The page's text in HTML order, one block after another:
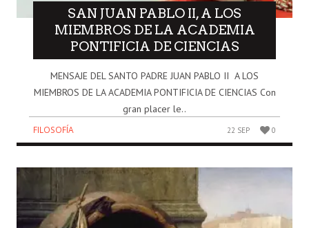
SAN JUAN PABLO II, A LOS
MIEMBROS DE LA ACADEMIA
PONTIFICIA DE CIENCIAS
MENSAJE DEL SANTO PADRE JUAN PABLO II A LOS
MIEMBROS DE LA ACADEMIA PONTIFICIA DE CIENCIAS Con
gran placer le..
FILOSOFÍA 22 SEP 0